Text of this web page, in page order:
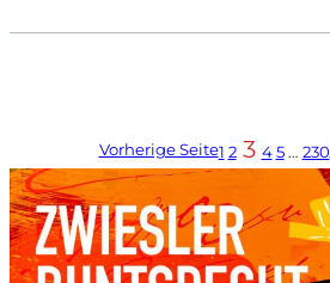
Vorherige Seite1 2 3 4 5 … 230